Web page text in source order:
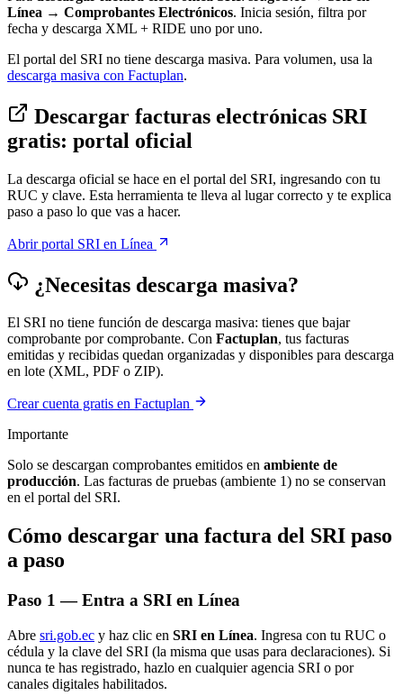
Línea → Comprobantes Electrónicos. Inicia sesión, filtra por
fecha y descarga XML + RIDE uno por uno.
El portal del SRI no tiene descarga masiva. Para volumen, usa la
descarga masiva con Factuplan.
Descargar facturas electrónicas SRI
gratis: portal oficial
La descarga oficial se hace en el portal del SRI, ingresando con tu
RUC y clave. Esta herramienta te lleva al lugar correcto y te explica
paso a paso lo que vas a hacer.
Abrir portal SRI en Línea
¿Necesitas descarga masiva?
El SRI no tiene función de descarga masiva: tienes que bajar
comprobante por comprobante. Con Factuplan, tus facturas
emitidas y recibidas quedan organizadas y disponibles para descarga
en lote (XML, PDF o ZIP).
Crear cuenta gratis en Factuplan
Importante
Solo se descargan comprobantes emitidos en ambiente de
producción. Las facturas de pruebas (ambiente 1) no se conservan
en el portal del SRI.
Cómo descargar una factura del SRI paso
a paso
Paso 1 — Entra a SRI en Línea
Abre sri.gob.ec y haz clic en SRI en Línea. Ingresa con tu RUC o
cédula y la clave del SRI (la misma que usas para declaraciones). Si
nunca te has registrado, hazlo en cualquier agencia SRI o por
canales digitales habilitados.